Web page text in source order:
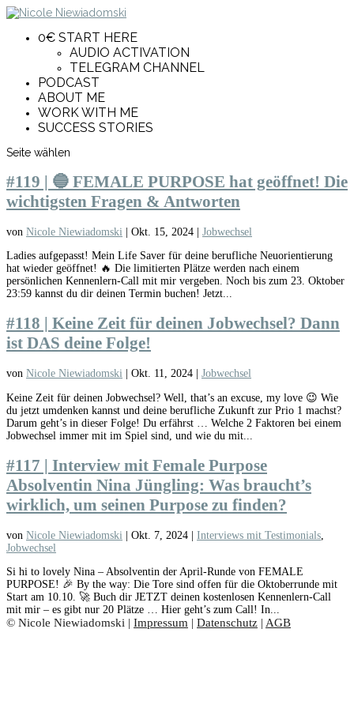
0€ START HERE
AUDIO ACTIVATION
TELEGRAM CHANNEL
PODCAST
ABOUT ME
WORK WITH ME
SUCCESS STORIES
Seite wählen
#119 | 🔵 FEMALE PURPOSE hat geöffnet! Die
wichtigsten Fragen & Antworten
von Nicole Niewiadomski Okt. 15, 2024
Jobwechsel
Ladies aufgepasst! Mein Life Saver für deine berufliche Neuorientierung
hat wieder geöffnet! 🔥 Die limitierten Plätze werden nach einem
persönlichen Kennenlern-Call mit mir vergeben. Noch bis zum 23. Oktober
23:59 kannst du dir deinen Termin buchen! Jetzt...
#118 | Keine Zeit für deinen Jobwechsel? Dann
ist DAS deine Folge!
von Nicole Niewiadomski | Okt. 11, 2024 | Jobwechsel
Keine Zeit für deinen Jobwechsel? Well, that’s an excuse, my love 😉 Wie
du jetzt umdenken kannst und deine berufliche Zukunft zur Prio 1 machst?
Darum geht’s in dieser Folge! Du erfährst … Welche 2 Faktoren bei einem
Jobwechsel immer mit im Spiel sind, und wie du mit...
#117 | Interview mit Female Purpose
Absolventin Nina Jüngling: Was braucht’s
wirklich, um seinen Purpose zu finden?
von Nicole Niewiadomski | Okt. 7, 2024 | Interviews mit Testimonials
Jobwechsel
Si hi to lovely Nina – Absolventin der April-Runde von FEMALE
PURPOSE! 🎉 By the way: Die Tore sind offen für die Oktoberrunde mit
Start am 10.10. 🚀 Buch dir JETZT deinen kostenlosen Kennenlern-Call
mit mir – es gibt nur 20 Plätze … Hier geht’s zum Call! In...
© Nicole Niewiadomski | Impressum | Datenschutz | AGB